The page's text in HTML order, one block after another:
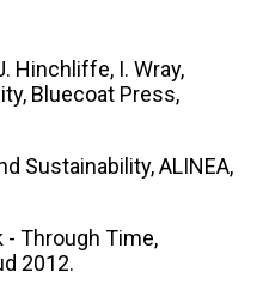
Hinchliffe, I. Wray,
Bluecoat Press,
Sustainability, ALINEA,
- Through Time,
2012.